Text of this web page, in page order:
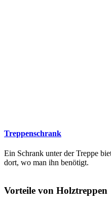
Treppenschrank
Ein Schrank unter der Treppe
dort, wo man ihn benötigt.
Vorteile von Holztreppen